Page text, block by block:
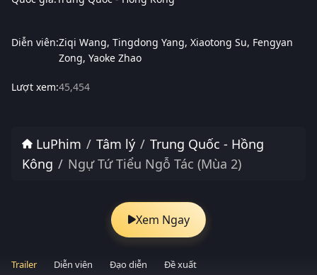
Diễn viên:Ziqi Wang Tingdong Yang Xiaotong Su Fengyan
Zong Yaoke Zhao
Lượt xem:45,454
LuPhim Tâm lý
Trung Quốc - Hồng
Kông
Ngự Tứ Tiểu Ngỗ Tác (Mùa 2)
Xem Ngay
Trailer Diễn viên Đạo diễn Đề xuất